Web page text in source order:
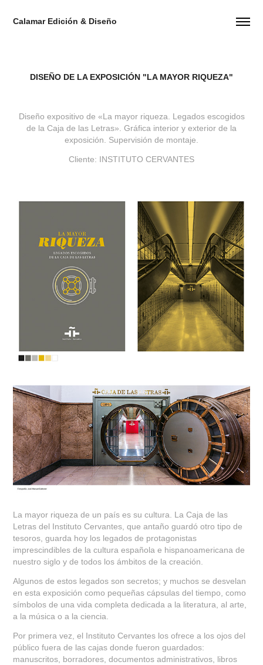
Calamar Edición & Diseño
DISEÑO DE LA EXPOSICIÓN "LA MAYOR RIQUEZA"
Diseño expositivo de «La mayor riqueza. Legados escogidos
de la Caja de las Letras». Gráfica interior y exterior de la
exposición. Supervisión de montaje.
Cliente: INSTITUTO CERVANTES
La mayor riqueza de un país es su cultura. La Caja de las
Letras del Instituto Cervantes, que antaño guardó otro tipo de
tesoros, guarda hoy los legados de protagonistas
imprescindibles de la cultura española e hispanoamericana de
nuestro siglo y de todos los ámbitos de la creación.
Algunos de estos legados son secretos; y muchos se desvelan
en esta exposición como pequeñas cápsulas del tiempo, como
símbolos de una vida completa dedicada a la literatura, al arte,
a la música o a la ciencia.
Por primera vez, el Instituto Cervantes los ofrece a los ojos del
público fuera de las cajas donde fueron guardados:
manuscritos, borradores, documentos administrativos, libros